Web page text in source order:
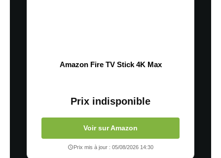
Amazon Fire TV Stick 4K Max
Prix indisponible
Voir sur Amazon
Prix mis à jour : 05/08/2026 14:30